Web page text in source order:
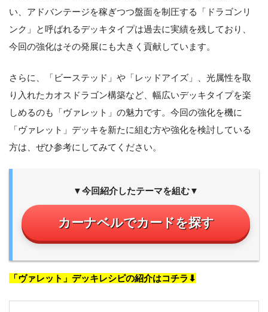
い、アドバンテージを稼ぎつつ盤面を制圧する「ドラゴンリ
ンク」と呼ばれるデッキタイプは過去に実績を残しており、
今回の強化はその発展にも大きく貢献しています。
さらに、「ビーステッド」や「レッドアイズ」、光属性を取
り入れたカオスドラゴン構築など、幅広いデッキタイプを楽
しめるのも「ヴァレット」の魅力です。今回の強化を機に
「ヴァレット」デッキを新たに組む方や強化を検討している
方は、ぜひ参考にしてみてください。
▼今回紹介したテーマを組む▼
カーナベルでカードを探す
「ヴァレット」デッキレシピの紹介はコチラ⬇︎